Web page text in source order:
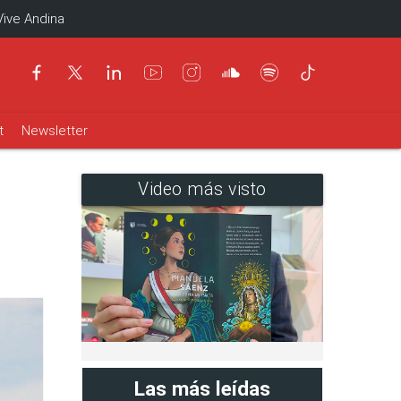
Andina
Newsletter
Video más visto
Las más leídas